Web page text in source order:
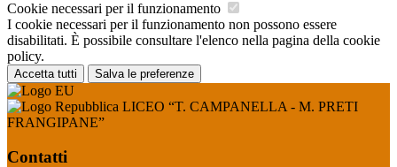
Cookie necessari per il funzionamento
I cookie necessari per il funzionamento non possono essere
disabilitati. È possibile consultare l'elenco nella pagina della cookie
policy.
Accetta tutti Salva le preferenze
LICEO “T. CAMPANELLA - M. PRETI
FRANGIPANE”
Contatti